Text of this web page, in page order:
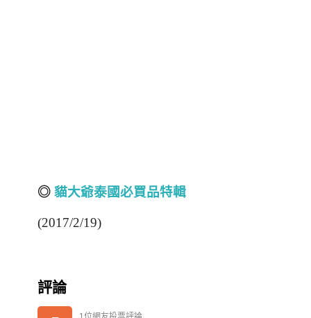
◎ 貓大爺泰國必買品特輯
(2017/2/19)
評論